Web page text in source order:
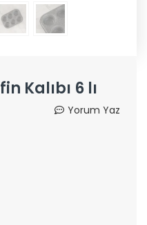
Kalıbı 6 lı
Yorum Yaz